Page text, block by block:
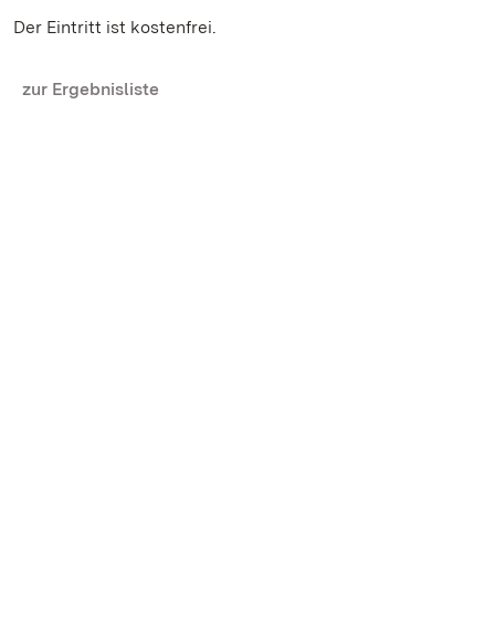
Der Eintritt ist kostenfrei.
zur Ergebnisliste